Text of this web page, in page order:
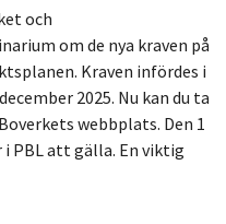
och
om de nya kraven på
Kraven infördes i
2025. Nu kan du ta
webbplats. Den 1
i PBL att gälla. En viktig